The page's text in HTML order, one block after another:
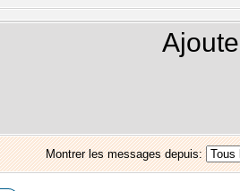
Montrer les messages depuis: